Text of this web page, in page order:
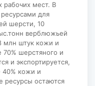
рабочих мест. В
для
шерсти, 10
верблюжьей
млн штук кожи и
шерстяного и
и экспортируется,
40% кожи и
ресурсы остаются